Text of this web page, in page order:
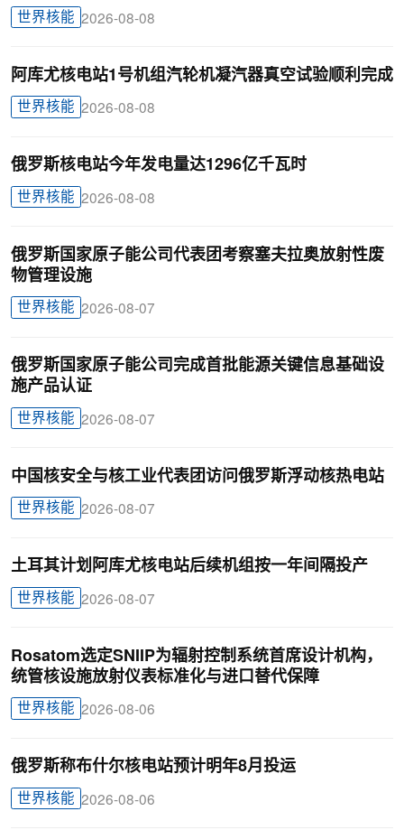
世界核能 2026-08-08
阿库尤核电站1号机组汽轮机凝汽器真空试验顺利完成
世界核能 2026-08-08
俄罗斯核电站今年发电量达1296亿千瓦时
世界核能 2026-08-08
俄罗斯国家原子能公司代表团考察塞夫拉奥放射性废
物管理设施
世界核能 2026-08-07
俄罗斯国家原子能公司完成首批能源关键信息基础设
施产品认证
世界核能 2026-08-07
中国核安全与核工业代表团访问俄罗斯浮动核热电站
世界核能 2026-08-07
土耳其计划阿库尤核电站后续机组按一年间隔投产
世界核能 2026-08-07
Rosatom选定SNIIP为辐射控制系统首席设计机构，
统管核设施放射仪表标准化与进口替代保障
世界核能 2026-08-06
俄罗斯称布什尔核电站预计明年8月投运
世界核能 2026-08-06